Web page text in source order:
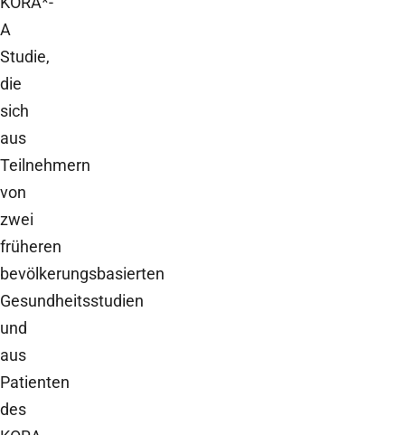
A
Studie,
die
sich
aus
Teilnehmern
von
zwei
früheren
bevölkerungsbasierten
Gesundheitsstudien
und
aus
Patienten
des